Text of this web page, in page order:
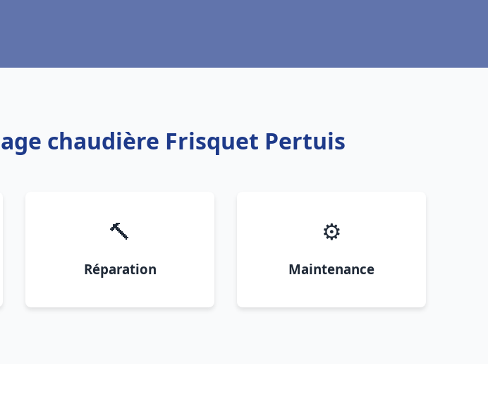
chaudière Frisquet Pertuis
🔨
Réparation
⚙️
Maintenance